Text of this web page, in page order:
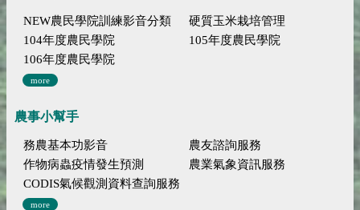
NEW農民學院訓練影音分類
硬質玉米栽培管理
104年度農民學院
105年度農民學院
106年度農民學院
more
農事小幫手
務農基本功影音
農友諮詢服務
作物病蟲疫情發生預測
農業氣象資訊服務
CODIS氣候觀測資料查詢服務
more